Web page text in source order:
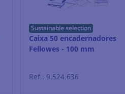
Sustainable selection
Caixa 50 encadernadores
Fellowes - 100 mm
Ref.: 9.524.636